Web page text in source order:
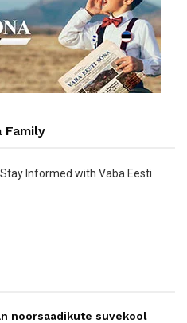
Family
Informed with Vaba Eesti
noorsaadikute suvekool